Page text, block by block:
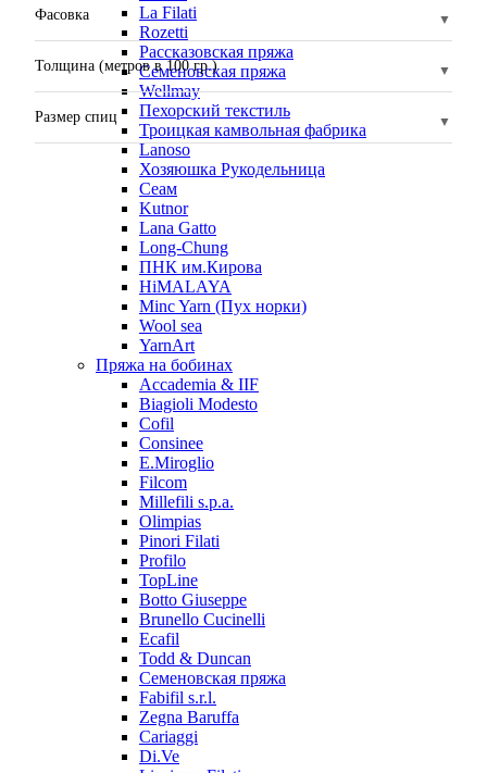
La Filati
Rozetti
Рассказовская пряжа
Семеновская пряжа
Wellmay
Пехорский текстиль
Троицкая камвольная фабрика
Lanoso
Хозяюшка Рукодельница
Сеам
Kutnor
Lana Gatto
Long-Chung
ПНК им.Кирова
HiMALAYA
Minc Yarn (Пух норки)
Wool sea
YarnArt
Пряжа на бобинах
Accademia & IIF
Biagioli Modesto
Cofil
Consinee
E.Miroglio
Filcom
Millefili s.p.a.
Olimpias
Pinori Filati
Profilo
TopLine
Botto Giuseppe
Brunello Cucinelli
Ecafil
Todd & Duncan
Семеновская пряжа
Fabifil s.r.l.
Zegna Baruffa
Cariaggi
Di.Ve
Фасовка
Толщина (метров в 100 гр.)
Размер спиц